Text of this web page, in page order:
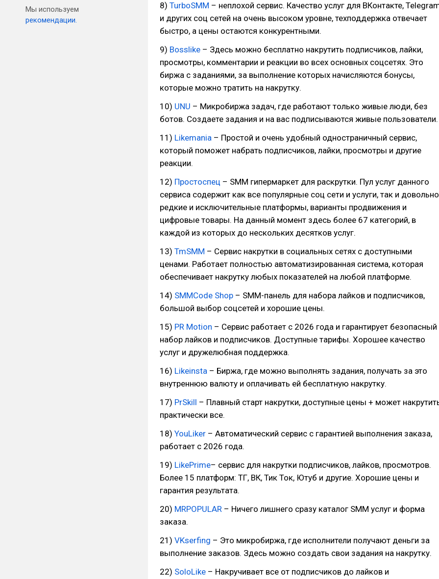
Мы используем
рекомендации.
8) TurboSMM – неплохой сервис. Качество услуг для ВКонтакте,
и других соц сетей на очень высоком уровне, техподдержка отвечает
быстро, а цены остаются конкурентными.
9) Bosslike – Здесь можно бесплатно накрутить подписчиков, лайки,
просмотры, комментарии и реакции во всех основных соцсетях. Это
биржа с заданиями, за выполнение которых начисляются бонусы,
которые можно тратить на накрутку.
10) UNU – Микробиржа задач, где работают только живые люди, без
ботов. Создаете задания и на вас подписываются живые пользователи.
11) Likemania – Простой и очень удобный одностраничный сервис,
который поможет набрать подписчиков, лайки, просмотры и другие
реакции.
12) Простоспец – SMM гипермаркет для раскрутки. Пул услуг данного
сервиса содержит как все популярные соц сети и услуги, так и довольно
редкие и исключительные платформы, варианты продвижения и
цифровые товары. На данный момент здесь более 67 категорий, в
каждой из которых до нескольких десятков услуг.
13) TmSMM – Сервис накрутки в социальных сетях с доступными
ценами. Работает полностью автоматизированная система, которая
обеспечивает накрутку любых показателей на любой платформе.
14) SMMCode Shop – SMM-панель для набора лайков и подписчиков,
большой выбор соцсетей и хорошие цены.
15) PR Motion – Сервис работает с 2026 года и гарантирует безопасный
набор лайков и подписчиков. Доступные тарифы. Хорошее качество
услуг и дружелюбная поддержка.
16) Likeinsta – Биржа, где можно выполнять задания, получать за это
внутреннюю валюту и оплачивать ей бесплатную накрутку.
17) PrSkill – Плавный старт накрутки, доступные цены + может
практически все.
18) YouLiker – Автоматический сервис с гарантией выполнения заказа,
работает с 2026 года.
19) LikePrime– сервис для накрутки подписчиков, лайков, просмотров.
Более 15 платформ: ТГ, ВК, Тик Ток, Ютуб и другие. Хорошие цены и
гарантия результата.
20) MRPOPULAR – Ничего лишнего сразу каталог SMM услуг и форма
заказа.
21) VKserfing – Это микробиржа, где исполнители получают деньги за
выполнение заказов. Здесь можно создать свои задания на накрутку.
22) SoloLike – Накручивает все от подписчиков до лайков и